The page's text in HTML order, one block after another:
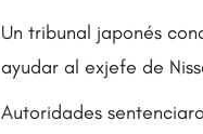
Un tribunal japonés
ayudar al exjefe de
Autoridades